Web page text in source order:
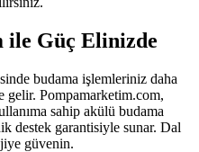
ile Güç Elinizde
budama işlemleriniz daha
gelir. Pompamarketim.com,
sahip akülü budama
destek garantisiyle sunar. Dal
güvenin.